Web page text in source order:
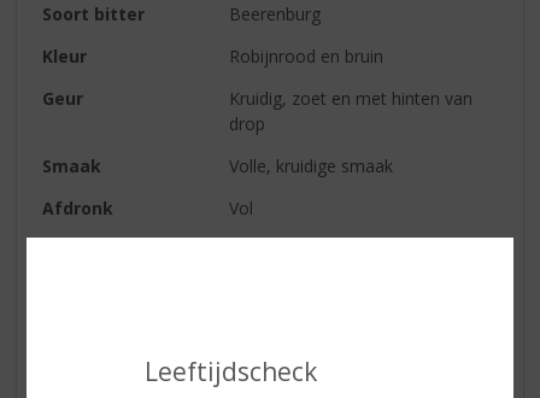
Leeftijdscheck
Soort bitter
Beerenburg
Kleur
Robijnrood en bruin
Geur
Kruidig, zoet en met hinten van
drop
Smaak
Volle, kruidige smaak
Afdronk
Vol